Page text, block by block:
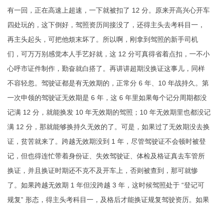
有一回，正在高速上超速，一下就被扣了 12 分。原来开高兴心开车
四处玩的，这下倒好，驾照资历间接没了，还得主头去考科目一，
再主头起头，可把他烦末坏了。所以啊，刚拿到驾照的新手司机
们，可万万别感觉本人手艺好就，这 12 分可真得省着点扣，一不小
心呼市证件制作，勤奋就白搭了。再讲讲超期没换证这事儿，同样
不容轻忽。驾驶证都是有无效期的，正常分 6 年、10 年战持久。第
一次申领的驾驶证无效期是 6 年，这 6 年里如果每个记分周期都没
记满 12 分，就能换发 10 年无效期的驾照；10 年无效期里也都没记
满 12 分，那就能够换持久无效的了。可是，如果过了无效期没去换
证，贫苦就来了。跨越无效期没到 1 年，尽管驾驶证不会顿时被登
记，但也得连忙带着身份证、失效驾驶证、体检及格证真去车管所
换证，并且换证时期还不克不及开车上，否则被查到，那可就惨
了。如果跨越无效期 1 年但没跨越 3 年，这时候驾照处于 “登记可
规复” 形态，得主头考科目一，及格后才能换证规复驾驶资历。如果